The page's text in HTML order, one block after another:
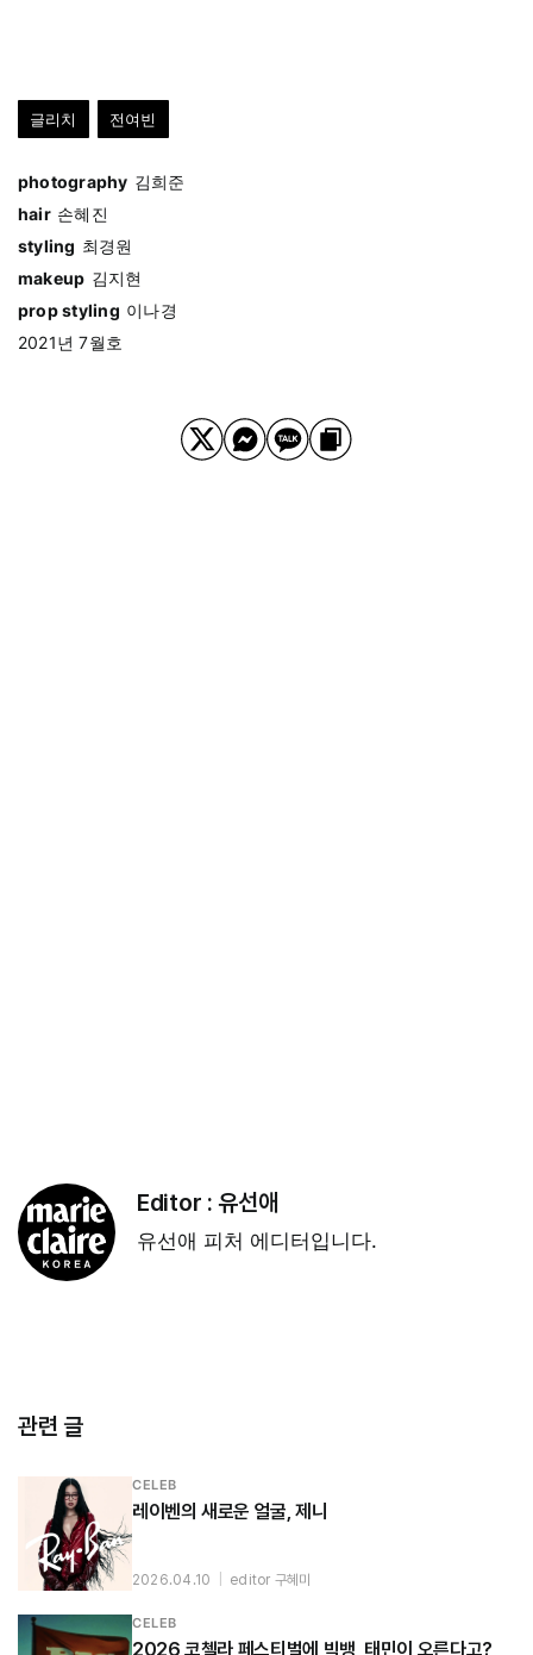
글리치 전여빈
photography 김희준
hair 손혜진
styling 최경원
makeup 김지현
prop styling 이나경
2021년 7월호
Editor :유선애
유선애 피처 에디터입니다.
관련 글
CELEB
레이벤의 새로운 얼굴, 제니
2026.04.10 editor 구혜미
CELEB
2026 코첼라 페스티벌에 빅뱅, 태민이 오른다고?